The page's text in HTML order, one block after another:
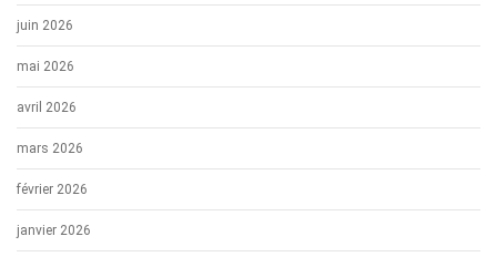
juin 2026
mai 2026
avril 2026
mars 2026
février 2026
janvier 2026